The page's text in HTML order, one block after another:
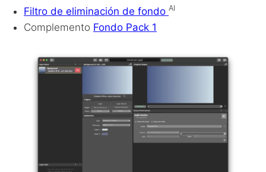
Filtro de eliminación de fondo AI
Complemento Fondo Pack 1